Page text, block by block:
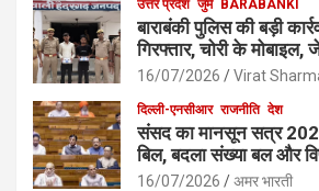
उत्तर प्रदेश जुर्म BARABANKI
बाराबंकी पुलिस की बड़ी
गिरफ्तार, चोरी के
16/07/2026 Virat
दिल्ली-एनसीआर राजनीति देश
संसद का मानसून सत्र
बिल, बदला संख्या बल और
16/07/2026 अमर भारती